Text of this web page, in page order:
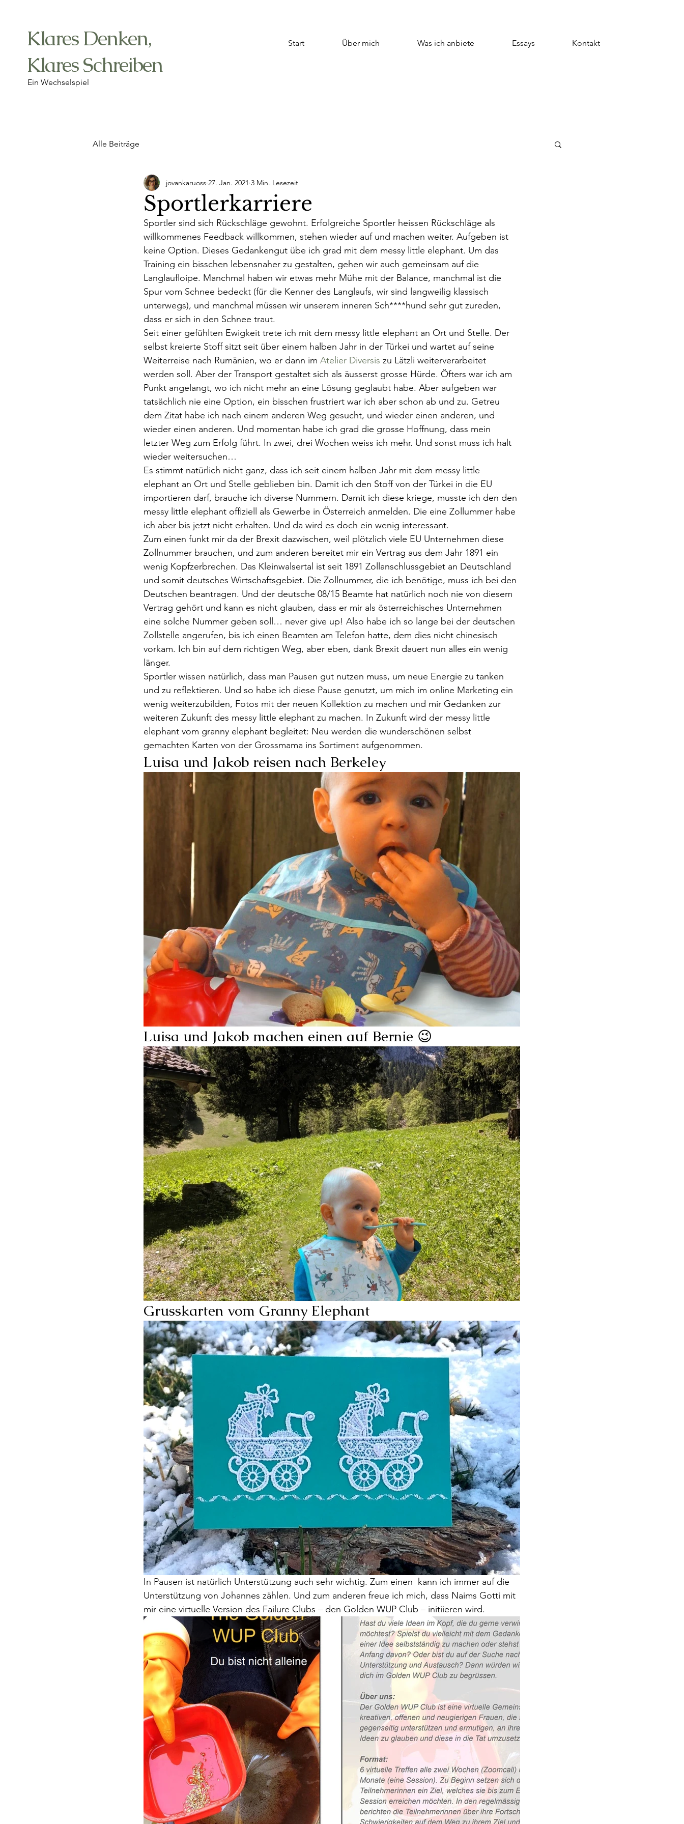
Klares Denken,
Klares Schreiben
Ein Wechselspiel
Start Über mich Was ich anbiete Essays Kontakt
Alle Beiträge
Sportlerkarriere
jovankaruoss 27. Jan. 2021 3 Min. Lesezeit
Sportler sind sich Rückschläge gewohnt. Erfolgreiche Sportler heissen Rückschläge als
willkommenes Feedback willkommen, stehen wieder auf und machen weiter. Aufgeben ist
keine Option. Dieses Gedankengut übe ich grad mit dem messy little elephant. Um das
Training ein bisschen lebensnaher zu gestalten, gehen wir auch gemeinsam auf die
Langlaufloipe. Manchmal haben wir etwas mehr Mühe mit der Balance, manchmal ist die
Spur vom Schnee bedeckt (für die Kenner des Langlaufs, wir sind langweilig klassisch
unterwegs), und manchmal müssen wir unserem inneren Sch****hund sehr gut zureden,
dass er sich in den Schnee traut.
Seit einer gefühlten Ewigkeit trete ich mit dem messy little elephant an Ort und Stelle. Der
selbst kreierte Stoff sitzt seit über einem halben Jahr in der Türkei und wartet auf seine
Weiterreise nach Rumänien, wo er dann im Atelier Diversis zu Lätzli weiterverarbeitet
werden soll. Aber der Transport gestaltet sich als äusserst grosse Hürde. Öfters war ich am
Punkt angelangt, wo ich nicht mehr an eine Lösung geglaubt habe. Aber aufgeben war
tatsächlich nie eine Option, ein bisschen frustriert war ich aber schon ab und zu. Getreu
dem Zitat habe ich nach einem anderen Weg gesucht, und wieder einen anderen, und
wieder einen anderen. Und momentan habe ich grad die grosse Hoffnung, dass mein
letzter Weg zum Erfolg führt. In zwei, drei Wochen weiss ich mehr. Und sonst muss ich halt
wieder weitersuchen…
Es stimmt natürlich nicht ganz, dass ich seit einem halben Jahr mit dem messy little
elephant an Ort und Stelle geblieben bin. Damit ich den Stoff von der Türkei in die EU
importieren darf, brauche ich diverse Nummern. Damit ich diese kriege, musste ich den den
messy little elephant offiziell als Gewerbe in Österreich anmelden. Die eine Zollummer habe
ich aber bis jetzt nicht erhalten. Und da wird es doch ein wenig interessant.
Zum einen funkt mir da der Brexit dazwischen, weil plötzlich viele EU Unternehmen diese
Zollnummer brauchen, und zum anderen bereitet mir ein Vertrag aus dem Jahr 1891 ein
wenig Kopfzerbrechen. Das Kleinwalsertal ist seit 1891 Zollanschlussgebiet an Deutschland
und somit deutsches Wirtschaftsgebiet. Die Zollnummer, die ich benötige, muss ich bei den
Deutschen beantragen. Und der deutsche 08/15 Beamte hat natürlich noch nie von diesem
Vertrag gehört und kann es nicht glauben, dass er mir als österreichisches Unternehmen
eine solche Nummer geben soll… never give up! Also habe ich so lange bei der deutschen
Zollstelle angerufen, bis ich einen Beamten am Telefon hatte, dem dies nicht chinesisch
vorkam. Ich bin auf dem richtigen Weg, aber eben, dank Brexit dauert nun alles ein wenig
länger.
Sportler wissen natürlich, dass man Pausen gut nutzen muss, um neue Energie zu tanken
und zu reflektieren. Und so habe ich diese Pause genutzt, um mich im online Marketing ein
wenig weiterzubilden, Fotos mit der neuen Kollektion zu machen und mir Gedanken zur
weiteren Zukunft des messy little elephant zu machen. In Zukunft wird der messy little
elephant vom granny elephant begleitet: Neu werden die wunderschönen selbst
gemachten Karten von der Grossmama ins Sortiment aufgenommen.
Luisa und Jakob reisen nach Berkeley
Luisa und Jakob machen einen auf Bernie 😉
Grusskarten vom Granny Elephant
In Pausen ist natürlich Unterstützung auch sehr wichtig. Zum einen  kann ich immer auf die
Unterstützung von Johannes zählen. Und zum anderen freue ich mich, dass Naims Gotti mit
mir eine virtuelle Version des Failure Clubs – den Golden WUP Club – initiieren wird.